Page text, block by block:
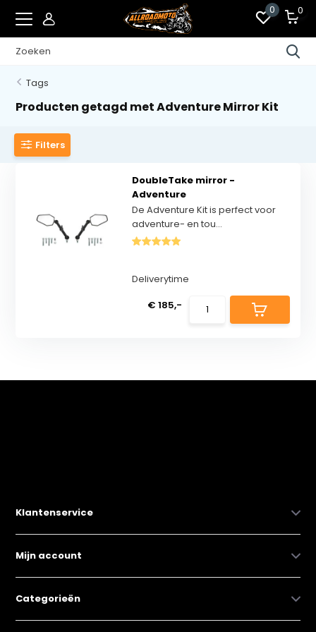
0 0
Tags
Producten getagd met Adventure Mirror Kit
Filters
DoubleTake mirror -
Adventure
De Adventure Kit is perfect voor
adventure- en tou...
Deliverytime
€ 185,-
Klantenservice
Mijn account
Categorieën